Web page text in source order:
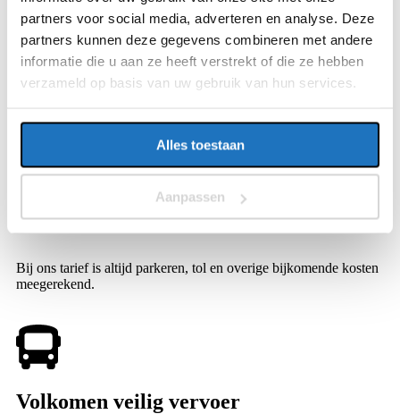
partners voor social media, adverteren en analyse. Deze
partners kunnen deze gegevens combineren met andere
informatie die u aan ze heeft verstrekt of die ze hebben
verzameld op basis van uw gebruik van hun services.
Alles toestaan
Aanpassen
Feestbus met chauffeur
Onze eigen chauffeurs brengen je aangenaam, verantwoord en
Altijd een scherpe prijs
Bij ons tarief is altijd parkeren, tol en overige bijkomende kosten
meegerekend.
Volkomen veilig vervoer